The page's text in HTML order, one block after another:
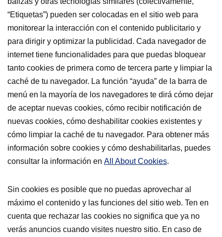
“Etiquetas”) pueden ser colocadas en el sitio web para
monitorear la interacción con el contenido publicitario y
para dirigir y optimizar la publicidad. Cada navegador de
internet tiene funcionalidades para que puedas bloquear
tanto cookies de primera como de tercera parte y limpiar la
caché de tu navegador. La función “ayuda” de la barra de
menú en la mayoría de los navegadores te dirá cómo dejar
de aceptar nuevas cookies, cómo recibir notificación de
nuevas cookies, cómo deshabilitar cookies existentes y
cómo limpiar la caché de tu navegador. Para obtener más
información sobre cookies y cómo deshabilitarlas, puedes
consultar la información en All About Cookies.
Sin cookies es posible que no puedas aprovechar al
máximo el contenido y las funciones del sitio web. Ten en
cuenta que rechazar las cookies no significa que ya no
verás anuncios cuando visites nuestro sitio. En caso de